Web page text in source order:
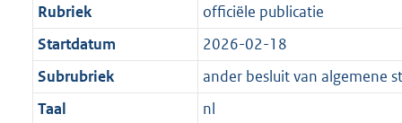
Rubriek
officiële publicatie
Startdatum
2026-02-18
Subrubriek
ander besluit van algemene
Taal
nl